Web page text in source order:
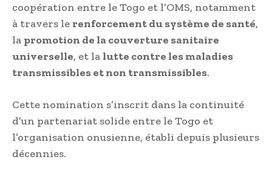
coopération entre le Togo et l’OMS, notamment
à travers le renforcement du système de santé,
la promotion de la couverture sanitaire
universelle, et la lutte contre les maladies
transmissibles et non transmissibles.
Cette nomination s’inscrit dans la continuité
d’un partenariat solide entre le Togo et
l’organisation onusienne, établi depuis plusieurs
décennies.